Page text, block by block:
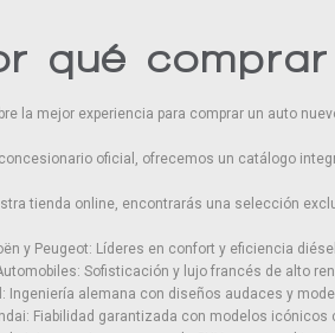
qué
la mejor experiencia para comprar un auto
oficial, ofrecemos un catálogo
tienda online, encontrarás una selección
y Peugeot: Líderes en confort y eficiencia
Sofisticación y lujo francés de alto
Ingeniería alemana con diseños audaces y
Fiabilidad garantizada con modelos icónicos